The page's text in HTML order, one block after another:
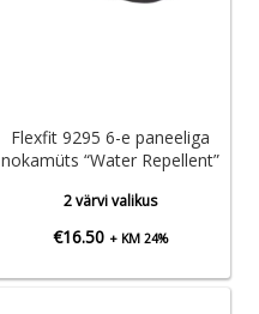
Flexfit 9295 6-e paneeliga
nokamüts “Water Repellent”
2 värvi valikus
€16.50 + KM 24%